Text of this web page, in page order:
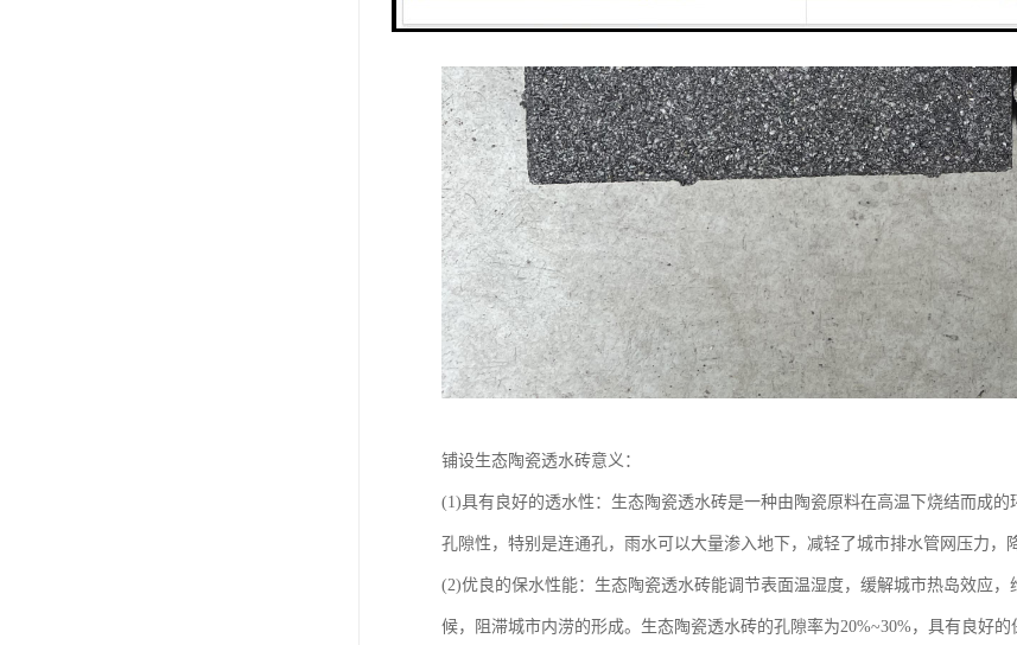
铺设生态陶瓷透水砖意义：
(1)具有良好的透水性：生态陶瓷透水砖是一种由陶瓷原料在高温下烧结而成
孔隙性，特别是连通孔，雨水可以大量渗入地下，减轻了城市排水管网压力，
(2)优良的保水性能：生态陶瓷透水砖能调节表面温湿度，缓解城市热岛效应
候，阻滞城市内涝的形成。生态陶瓷透水砖的孔隙率为20%~30%，具有良好